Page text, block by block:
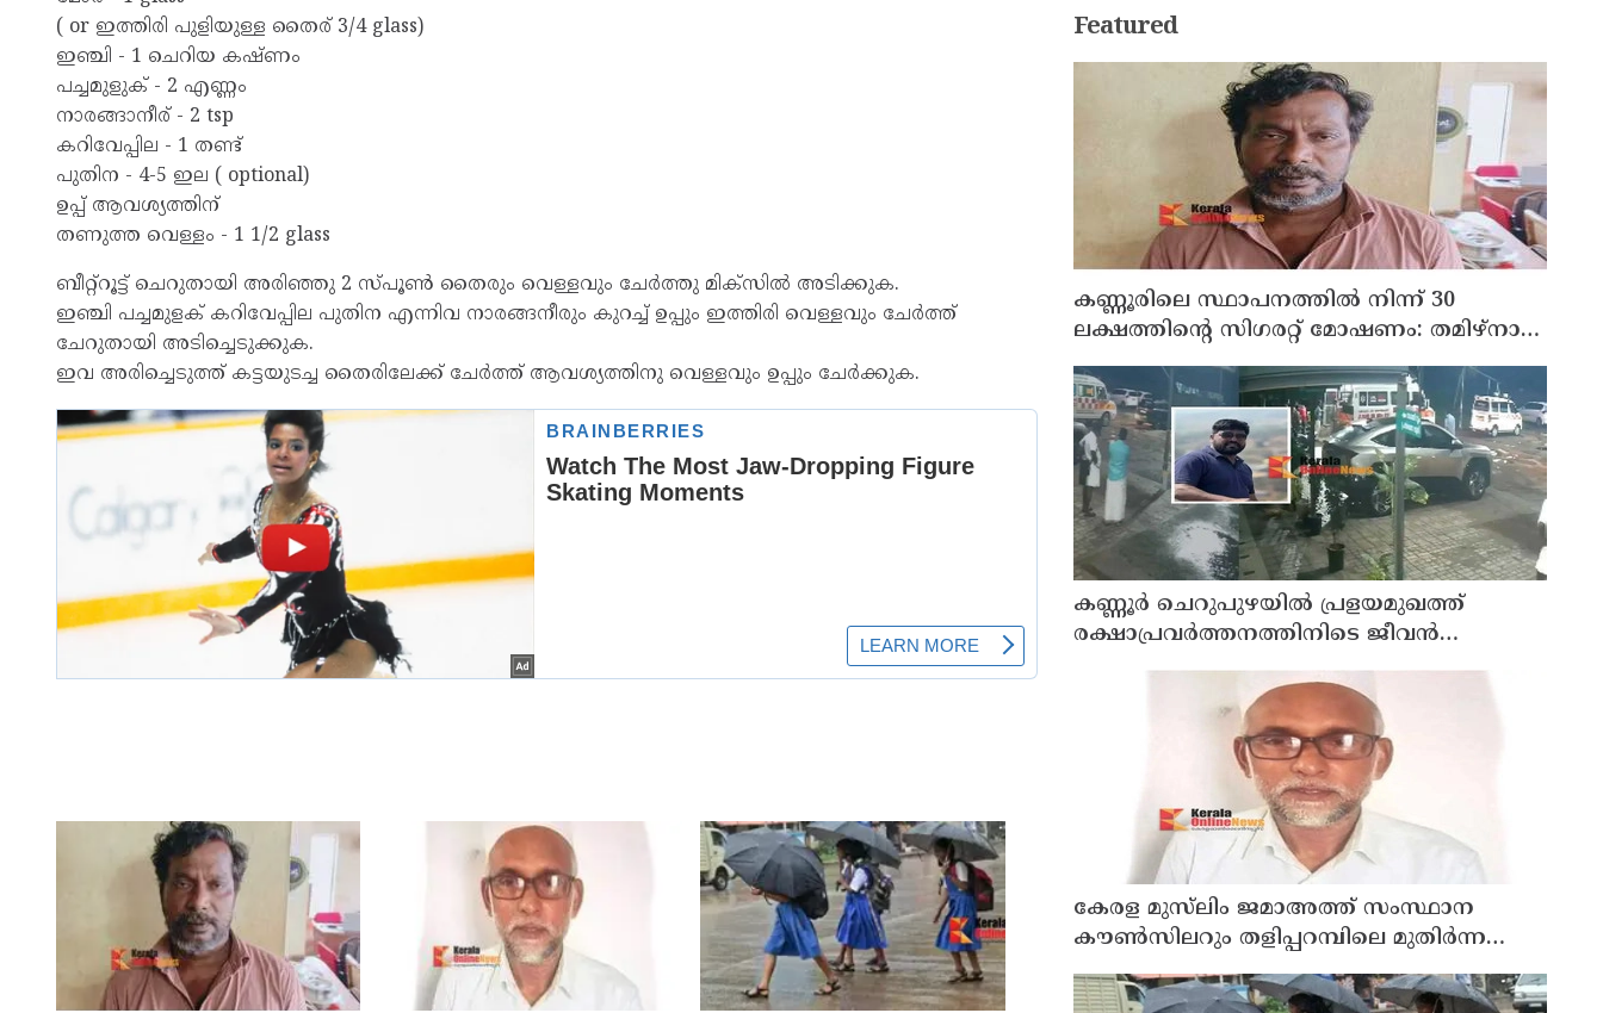
( or ഇത്തിരി പുളിയുള്ള തൈര് 3/4 glass)
ഇഞ്ചി - 1 ചെറിയ കഷ്ണം
പച്ചമുളുക് - 2 എണ്ണം
നാരങ്ങാനീര് - 2 tsp
കറിവേപ്പില - 1 തണ്ട്
പുതിന - 4-5 ഇല ( optional)
ഉപ്പ് ആവശ്യത്തിന്
തണുത്ത വെള്ളം - 1 1/2 glass
ബീറ്റ്റൂട്ട് ചെറുതായി അരിഞ്ഞു 2 സ്പൂൺ തൈരും വെള്ളവും ചേർത്തു മിക്സിൽ അടിക്കുക.
ഇഞ്ചി പച്ചമുളക് കറിവേപ്പില പുതിന എന്നിവ നാരങ്ങനീരും കുറച്ച് ഉപ്പും ഇത്തിരി വെള്ളവും ചേർത്ത്
ചേറുതായി അടിച്ചെടുക്കുക.
ഇവ അരിച്ചെടുത്ത് കട്ടയുടച്ച തൈരിലേക്ക് ചേർത്ത് ആവശ്യത്തിനു വെള്ളവും ഉപ്പും ചേർക്കുക.
Featured
കണ്ണൂരിലെ സ്ഥാപനത്തിൽ നിന്ന് 30
ലക്ഷത്തിന്റെ സിഗരറ്റ് മോഷണം: തമിഴ്‌നാട്
സ്വദേശിയായ സെയിൽസ്മാൻ
തെങ്കാശിയിൽ പിടിയിൽ
കണ്ണൂർ ചെറുപുഴയിൽ പ്രളയമുഖത്ത്
രക്ഷാപ്രവർത്തനത്തിനിടെ ജീവൻ
നഷ്ടപ്പെട്ട ആർ. രാജേഷിൻ്റെ ഭൗതിക
ശരീരത്തോട് അനാദരവ് കാണിച്ചതായി
കേരള മുസ്‌ലിം ജമാഅത്ത് സംസ്ഥാന
കൗൺസിലറും തളിപ്പറമ്പിലെ മുതിർന്ന
മാധ്യമ പ്രവർത്തകനുമായ ബി എ അലി
മൊഗ്രാൽ നിര്യാതനായി